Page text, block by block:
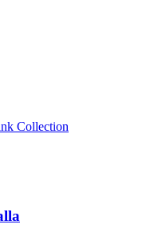
Collection